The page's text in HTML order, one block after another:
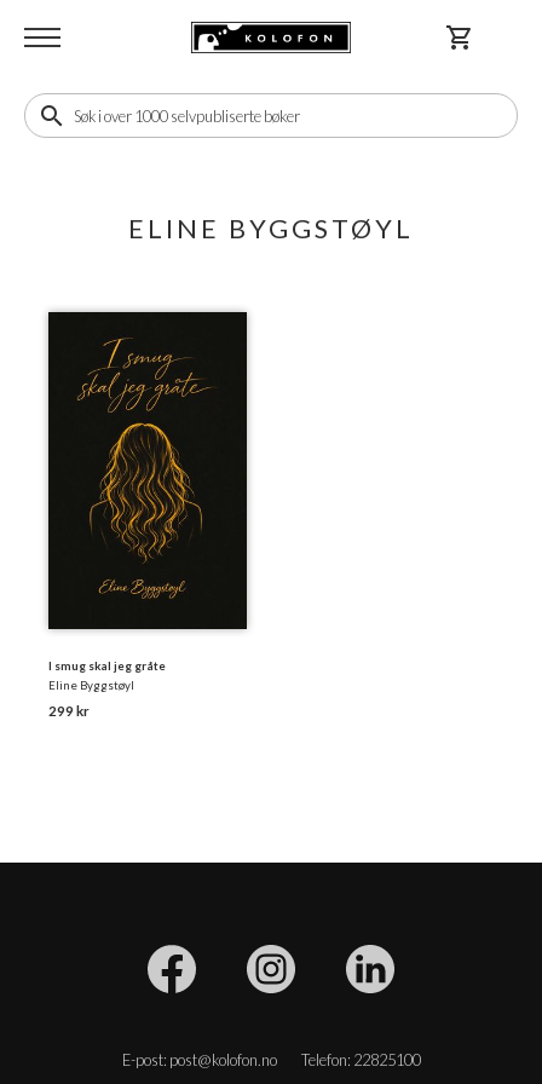
search
shopping_cart
ELINE BYGGSTØYL
I smug skal jeg gråte
Eline Byggstøyl
299 kr
E-post: post@kolofon.no Telefon: 22825100